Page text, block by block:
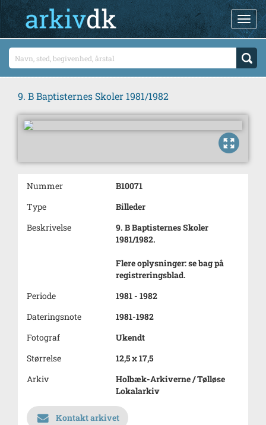
9. B Baptisternes Skoler 1981/1982
Nummer
B10071
Type
Billeder
Beskrivelse
9. B Baptisternes Skoler
1981/1982.
Flere oplysninger: se bag på
registreringsblad.
Periode
1981 - 1982
Dateringsnote
1981-1982
Fotograf
Ukendt
Størrelse
12,5 x 17,5
Arkiv
Holbæk-Arkiverne / Tølløse
Lokalarkiv
Kontakt arkivet